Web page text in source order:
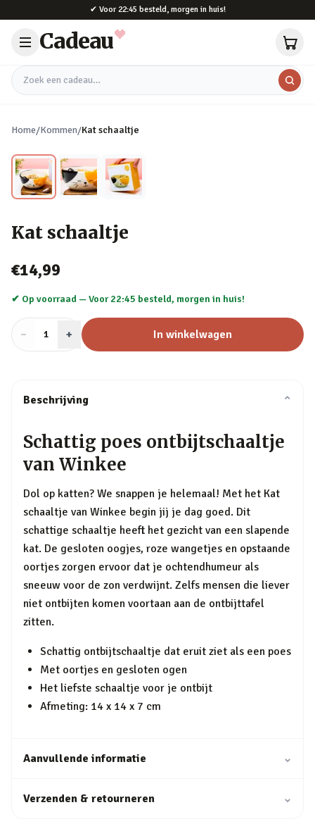
✔ Voor 22:45 besteld, morgen in huis!
Cadeau
Zoek een cadeau
Home/Kommen/Kat schaaltje
Kat schaaltje
€14,99
✔ Op voorraad —Voor 22:45 besteld, morgen in huis!
− Aantal
1 + In winkelwagen
Beschrijving ⌄
Schattig poes ontbijtschaaltje
van Winkee
Dol op katten? We snappen je helemaal! Met het Kat
schaaltje van Winkee begin jij je dag goed. Dit
schattige schaaltje heeft het gezicht van een slapende
kat. De gesloten oogjes, roze wangetjes en opstaande
oortjes zorgen ervoor dat je ochtendhumeur als
sneeuw voor de zon verdwijnt. Zelfs mensen die liever
niet ontbijten komen voortaan aan de ontbijttafel
zitten.
Schattig ontbijtschaaltje dat eruit ziet als een poes
Met oortjes en gesloten ogen
Het liefste schaaltje voor je ontbijt
Afmeting: 14 x 14 x 7 cm
Aanvullende informatie ⌄
Verzenden & retourneren ⌄